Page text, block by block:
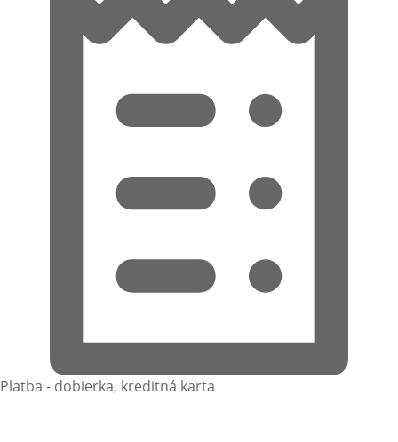
Platba - dobierka, kreditná karta